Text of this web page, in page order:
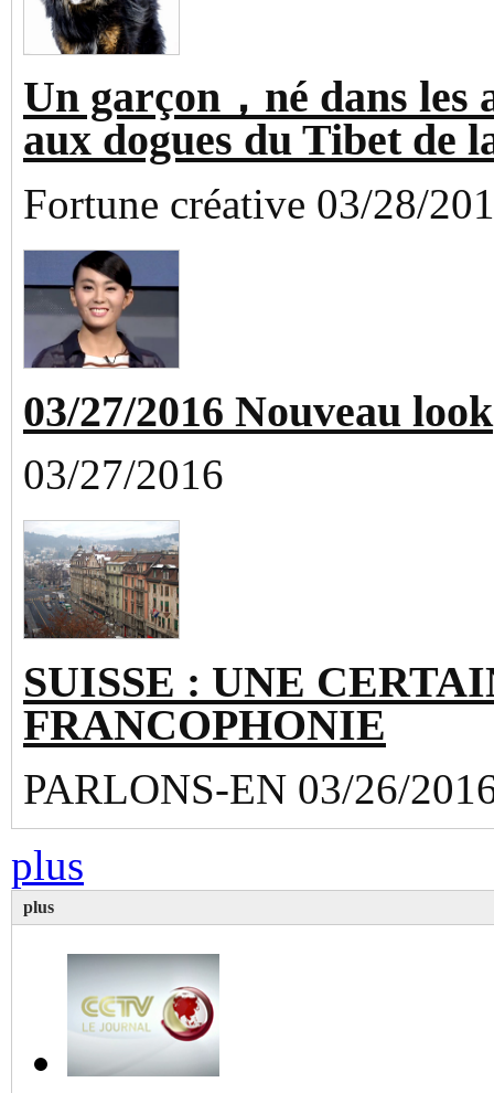
Un garçon，né dans les
aux dogues du Tibet de
Fortune créative 03/28/
03/27/2016 Nouveau look
03/27/2016
SUISSE : UNE
FRANCOPHONIE
PARLONS-EN 03/26/
plus
plus